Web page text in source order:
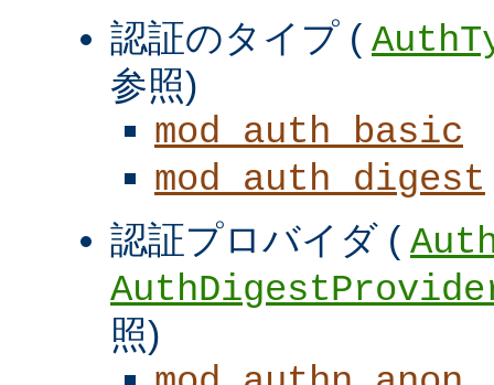
認証のタイプ (
参照)
mod_auth_basic
mod_auth_digest
認証プロバイダ (
照)